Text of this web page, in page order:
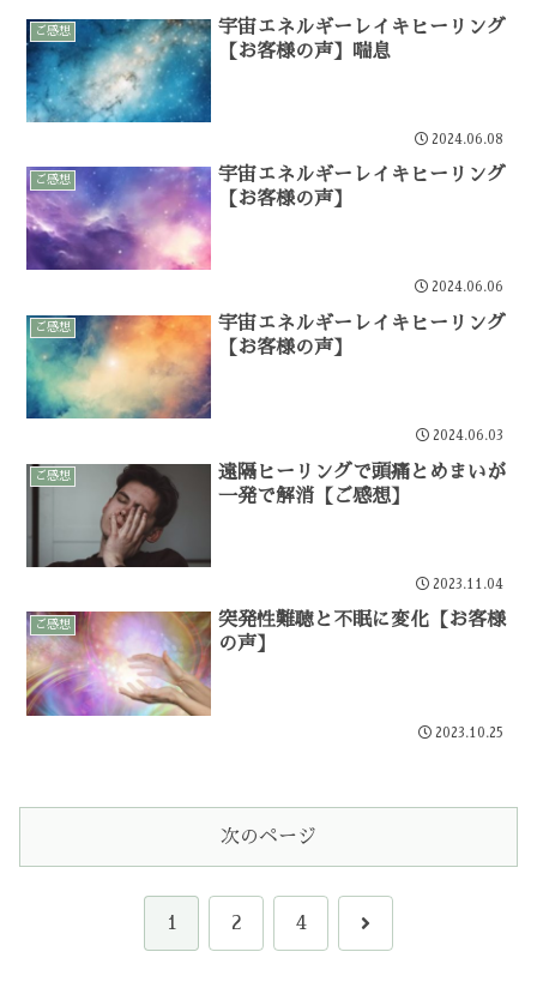
ご感想
宇宙エネルギーレイキヒーリング
【お客様の声】喘息
2024.06.08
ご感想
宇宙エネルギーレイキヒーリング
【お客様の声】
2024.06.06
ご感想
宇宙エネルギーレイキヒーリング
【お客様の声】
2024.06.03
ご感想
遠隔ヒーリングで頭痛とめまいが
一発で解消【ご感想】
2023.11.04
ご感想
突発性難聴と不眠に変化【お客様
の声】
2023.10.25
次のページ
1 2 4 次